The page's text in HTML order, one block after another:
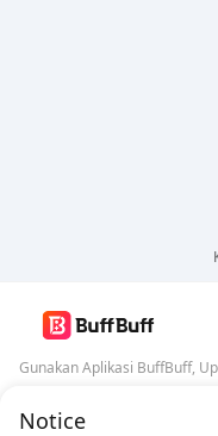
Notice
Gunakan Aplikasi BuffBuff,